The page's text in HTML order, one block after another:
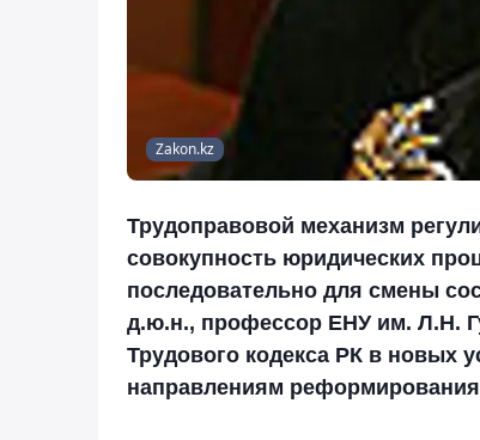
Zakon.kz
Трудоправовой механизм
совокупность юридических
последовательно для смены
д.ю.н., профессор ЕНУ им. Л.Н.
Трудового кодекса РК в новых
направлениям